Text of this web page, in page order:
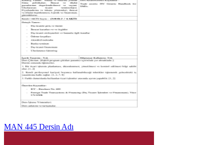
MAN 445 Dersin Adı